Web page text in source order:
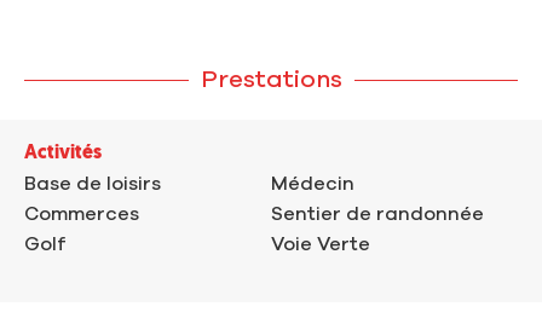
Prestations
Activités
Base de loisirs
Commerces
Golf
Médecin
Sentier de randonnée
Voie Verte